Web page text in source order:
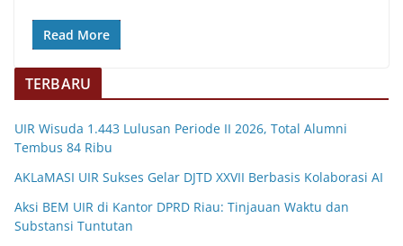
Read More
TERBARU
UIR Wisuda 1.443 Lulusan Periode II 2026, Total Alumni
Tembus 84 Ribu
AKLaMASI UIR Sukses Gelar DJTD XXVII Berbasis Kolaborasi AI
Aksi BEM UIR di Kantor DPRD Riau: Tinjauan Waktu dan
Substansi Tuntutan